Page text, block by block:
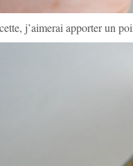
j’aimerai apporter un